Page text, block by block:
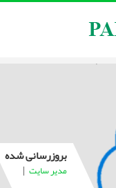
بروزرسانی شده
مدیر سایت |